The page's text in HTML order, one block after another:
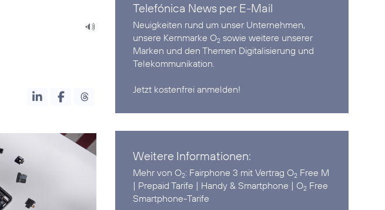
Telefónica News per E-Mail
Neuigkeiten rund um unser Unternehmen,
unsere Kernmarke O2 sowie weitere unserer
Marken und den Themen Digitalisierung und
Telekommunikation.
Jetzt kostenfrei anmelden!
Weitere Informationen:
Mehr von O2: Fairphone 3 mit Vertrag O2 Free M
| Prepaid Tarife | Handy & Smartphone | O2 Free
Smartphone-Tarife